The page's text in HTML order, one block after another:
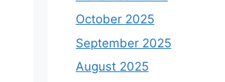
October 2025
September 2025
August 2025